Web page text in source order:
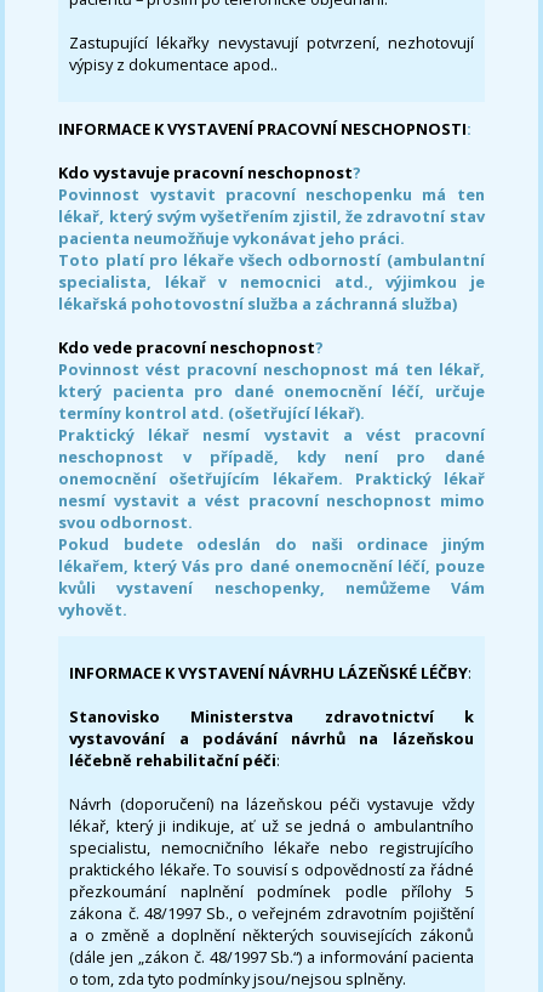
Zastupující lékařky nevystavují potvrzení, nezhotovují
výpisy z dokumentace apod..
INFORMACE K VYSTAVENÍ PRACOVNÍ NESCHOPNOSTI:
Kdo vystavuje pracovní neschopnost?
Povinnost vystavit pracovní neschopenku má ten
lékař, který svým vyšetřením zjistil, že zdravotní stav
pacienta neumožňuje vykonávat jeho práci.
Toto platí pro lékaře všech odborností (ambulantní
specialista, lékař v nemocnici atd., výjimkou je
lékařská pohotovostní služba a záchranná služba)
Kdo vede pracovní neschopnost?
Povinnost vést pracovní neschopnost má ten lékař,
který pacienta pro dané onemocnění léčí, určuje
termíny kontrol atd. (ošetřující lékař).
Praktický lékař nesmí vystavit a vést pracovní
neschopnost v případě, kdy není pro dané
onemocnění ošetřujícím lékařem. Praktický lékař
nesmí vystavit a vést pracovní neschopnost mimo
svou odbornost.
Pokud budete odeslán do naši ordinace jiným
lékařem, který Vás pro dané onemocnění léčí, pouze
kvůli vystavení neschopenky, nemůžeme Vám
vyhovět.
INFORMACE K VYSTAVENÍ NÁVRHU LÁZEŇSKÉ LÉČBY:
Stanovisko Ministerstva zdravotnictví k
vystavování a podávání návrhů na lázeňskou
léčebně rehabilitační péči:
Návrh (doporučení) na lázeňskou péči vystavuje vždy
lékař, který ji indikuje, ať už se jedná o ambulantního
specialistu, nemocničního lékaře nebo registrujícího
praktického lékaře. To souvisí s odpovědností za řádné
přezkoumání naplnění podmínek podle přílohy 5
zákona č. 48/1997 Sb., o veřejném zdravotním pojištění
a o změně a doplnění některých souvisejících zákonů
(dále jen „zákon č. 48/1997 Sb.“) a informování pacienta
o tom, zda tyto podmínky jsou/nejsou splněny.